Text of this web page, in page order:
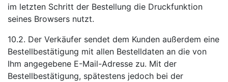
im letzten Schritt der Bestellung die Druckfunktion
seines Browsers nutzt.
10.2. Der Verkäufer sendet dem Kunden außerdem eine
Bestellbestätigung mit allen Bestelldaten an die von
Ihm angegebene E-Mail-Adresse zu. Mit der
Bestellbestätigung, spätestens jedoch bei der